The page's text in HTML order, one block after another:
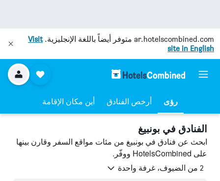
ar.hotelscombined.com متوفر أيضاً باللغة الإنجليزية.Visit
site in English
رؤى أرخص الفنادق أين مكان الإقامة
الفنادق في بونبيغ
ابحث عن فنادق في بونبيغ من مئات مواقع السفر وقارن بينها
على HotelsCombined ووفّر.
2 من الضيوف، غرفة واحدة